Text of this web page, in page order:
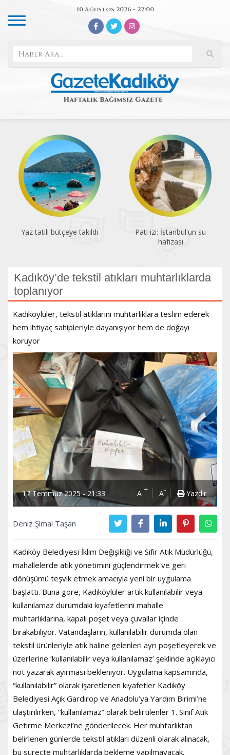
10 Ağustos 2026 - 22:00
Pati izi: İstanbul'un su
Bir gezginin gözünden
Kadıköy
Kadıköy’de tekstil atıkları muhtarlıklarda
toplanıyor
Kadıköylüler, tekstil atıklarını muhtarlıklara teslim ederek
hem ihtiyaç sahipleriyle dayanışıyor hem de doğayı
koruyor
17 Temmuz 2025 - 21:33 A + A- Yazdır
Deniz Şimal Taşan
Kadıköy Belediyesi İklim Değişikliği ve Sıfır Atık Müdürlüğü,
mahallelerde atık yönetimini güçlendirmek ve geri
dönüşümü teşvik etmek amacıyla yeni bir uygulama
başlattı. Buna göre, Kadıköylüler artık kullanılabilir veya
kullanılamaz durumdaki kıyafetlerini mahalle
muhtarlıklarına, kapalı poşet veya çuvallar içinde
bırakabiliyor. Vatandaşların, kullanılabilir durumda olan
tekstil ürünleriyle atık haline gelenleri ayrı poşetleyerek ve
üzerlerine ‘kullanılabilir veya kullanılamaz’ şeklinde açıklayıcı
not yazarak ayırması bekleniyor. Uygulama kapsamında,
“kullanılabilir” olarak işaretlenen kıyafetler Kadıköy
Belediyesi Açık Gardırop ve Anadolu’ya Yardım Birimi’ne
ulaştırılırken, “kullanılamaz” olarak belirtilenler 1. Sınıf Atık
Getirme Merkezi’ne gönderilecek. Her muhtarlıktan
belirlenen günlerde tekstil atıkları düzenli olarak alınacak,
bu süreçte muhtarlıklarda bekleme yapılmayacak.